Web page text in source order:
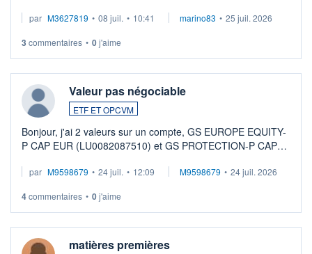
par M3627819 • 08 juil. • 10:41 marino83 • 25 juil. 2026
3 commentaires • 0j'aime
Valeur pas négociable
ETF ET OPCVM
Bonjour, j'ai 2 valeurs sur un compte, GS EUROPE EQUITY-
P CAP EUR (LU0082087510) et GS PROTECTION-P CAP
veux procéder à la vente, on me signale ...
par M9598679 • 24 juil. • 12:09 M9598679 • 24 juil. 2026
4commentaires • 0j'aime
matières premières